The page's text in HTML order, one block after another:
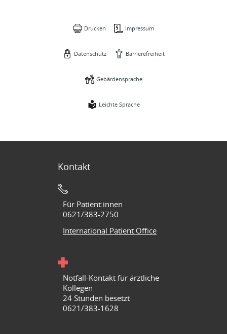
Drucken Impressum
Datenschutz Barrierefreiheit
Gebärdensprache
Leichte Sprache
Kontakt
Für Patient:innen
0621/383-2750
International Patient Office
Notfall-Kontakt für ärztliche
Kollegen
24 Stunden besetzt
0621/383-1628